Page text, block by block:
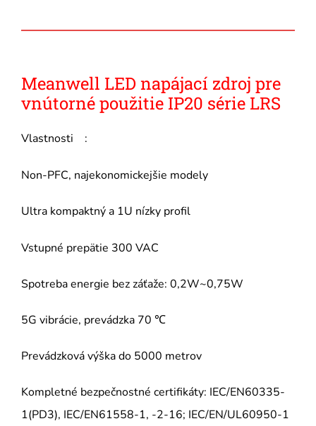
Meanwell LED napájací zdroj pre
vnútorné použitie IP20 série LRS
Vlastnosti :
Non-PFC, najekonomickejšie modely
Ultra kompaktný a 1U nízky profil
Vstupné prepätie 300 VAC
Spotreba energie bez záťaže: 0,2W~0,75W
5G vibrácie, prevádzka 70 ℃
Prevádzková výška do 5000 metrov
Kompletné bezpečnostné certifikáty: IEC/EN60335-
1(PD3), IEC/EN61558-1, -2-16; IEC/EN/UL60950-1